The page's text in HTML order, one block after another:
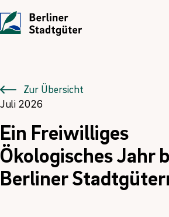
Die Stadtgüter
Historie
Kontakt
Angebote
Landwirtschaftliche Flächen
Kompensations­maßnahmen
Übersicht
FÖJ
Zur Übersicht
Juli 2026
Ein Freiwilliges
Ökologisches Jahr
Berliner